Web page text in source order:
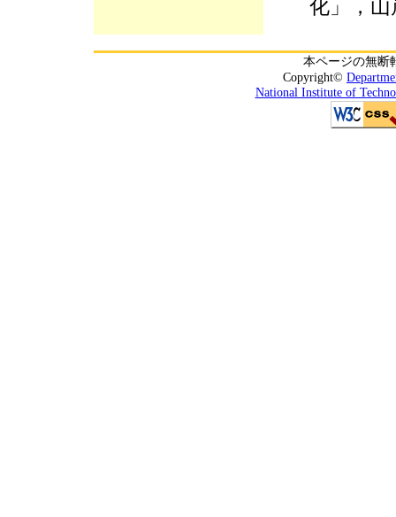
化」，山
本ページの無断
Copyright©
National Institute of